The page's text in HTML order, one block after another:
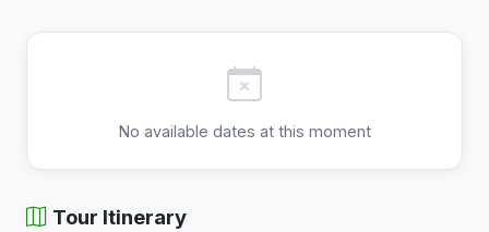
No available dates at this moment
Tour Itinerary